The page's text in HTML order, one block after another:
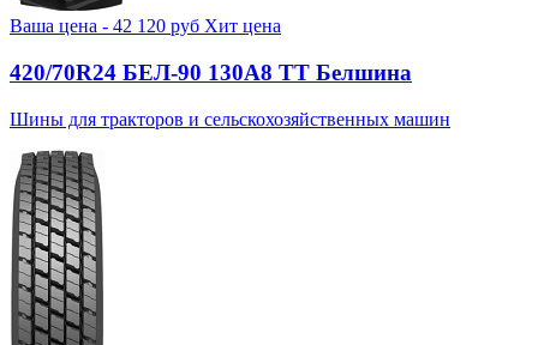
Ваша цена - 42 120 руб Хит цена
420/70R24 БЕЛ-90 130А8 TT Белшина
Шины для тракторов и сельскохозяйственных машин